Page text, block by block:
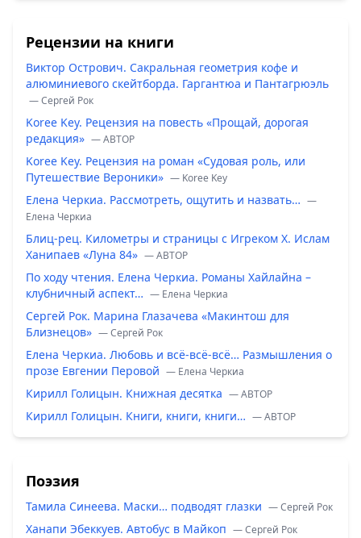
Рецензии на книги
Виктор Острович. Сакральная геометрия кофе и
алюминиевого скейтборда. Гаргантюа и Пантагрюэль
— Сергей Рок
Koree Key. Рецензия на повесть «Прощай, дорогая
редакция» — ABTOP
Koree Key. Рецензия на роман «Судовая роль, или
Путешествие Вероники» — Koree Key
Елена Черкиа. Рассмотреть, ощутить и назвать… —
Елена Черкиа
Блиц-рец. Километры и страницы с Игреком Х. Ислам
Ханипаев «Луна 84» — ABTOP
По ходу чтения. Елена Черкиа. Романы Хайлайна –
клубничный аспект… — Елена Черкиа
Сергей Рок. Марина Глазачева «Макинтош для
Близнецов» — Сергей Рок
Елена Черкиа. Любовь и всё-всё-всё… Размышления о
прозе Евгении Перовой — Елена Черкиа
Кирилл Голицын. Книжная десятка — ABTOP
Кирилл Голицын. Книги, книги, книги… — ABTOP
Поэзия
Тамила Синеева. Маски… подводят глазки — Сергей Рок
Ханапи Эбеккуев. Автобус в Майкоп — Сергей Рок